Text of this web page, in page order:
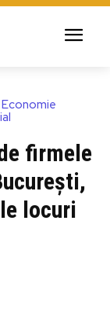
Economie
firmele
locuri